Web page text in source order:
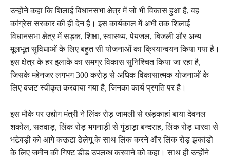
उन्होंने कहा कि शिलाई विधानसभा क्षेत्र में जो भी विकास हुआ है, वह
कांग्रेस सरकार की ही देन है। इस कार्यकाल में अभी तक शिलाई
विधानसभा क्षेत्र में सड़क, शिक्षा, स्वास्थ्य, पेयजल, बिजली और अन्य
मूलभूत सुविधाओं के लिए बहुत सी योजनाओं का क्रियान्वयन किया गया है।
इस क्षेत्र के हर इलाके का समग्र विकास सुनिश्चित किया जा रहा है,
जिसके मद्देनजर लगभग 300 करोड़ से अधिक विकासात्मक योजनाओं के
लिए बजट स्वीकृत करवाया गया है, जिनका कार्य प्रगति पर है।
इस मौके पर उद्योग मंत्री ने लिंक रोड़ जामली से खंड़काहां बाया देवनल
शकोल, सतवाड़, लिंक रोड़ भगनाड़ी से गुंडाड़ा बन्दराह, लिंक रोड़ धार‌वा से
भटेवड़ी को आगे कऊटा ठेलेगू के साथ लिंक करने और लिंक रोड़ झकांडो
के लिए जमीन की गिफ्ट डीड उपलब्ध करवाने को कहा। साथ ही उन्होंने